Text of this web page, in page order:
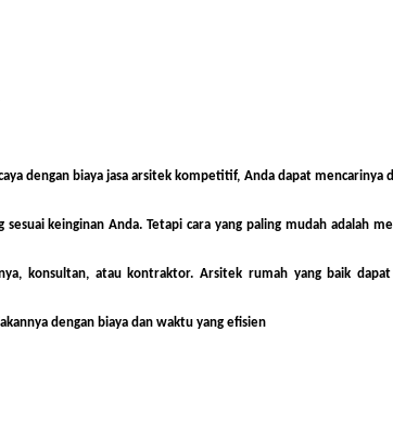
dengan biaya jasa arsitek kompetitif, Anda dapat mencarinya
keinginan Anda. Tetapi cara yang paling mudah adalah
konsultan, atau kontraktor. Arsitek rumah yang baik
dengan biaya dan waktu yang efisien